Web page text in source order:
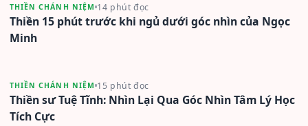
THIỀN CHÁNH NIỆM 14 phút đọc
Thiền 15 phút trước khi ngủ dưới góc nhìn của Ngọc
Minh
THIỀN CHÁNH NIỆM 15 phút đọc
Thiền sư Tuệ Tĩnh: Nhìn Lại Qua Góc Nhìn Tâm Lý Học
Tích Cực